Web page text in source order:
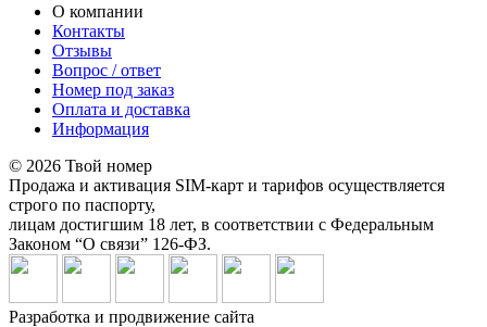
О компании
Контакты
Отзывы
Вопрос / ответ
Номер под заказ
Оплата и доставка
Информация
© 2026 Твой номер
Продажа и активация SIM-карт и тарифов осуществляется
строго по паспорту,
лицам достигшим 18 лет, в соответствии с Федеральным
Законом “О связи” 126-ФЗ.
Разработка и продвижение сайта